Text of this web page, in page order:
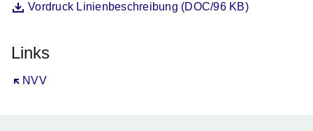
DateiVordruck Linienbeschreibung (DOC/96 KB)
Öffnet sich in einem neuen Fenster
Links
NVV
Öffnet sich in einem neuen Fenster